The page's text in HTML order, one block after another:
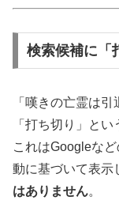
検索候補に「
「嘆きの亡霊は
「打ち切り」と
これはGoogleな
動に基づいて表示
はありません。